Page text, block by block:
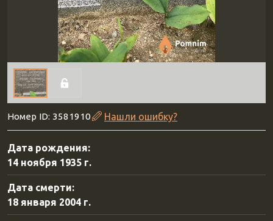
Номер ID: 3581910 Нашли ошибку?
Дата рождения:
14 ноября 1935 г.
Дата смерти:
18 января 2004 г.